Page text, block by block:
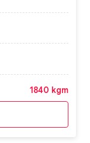
1840 kgm